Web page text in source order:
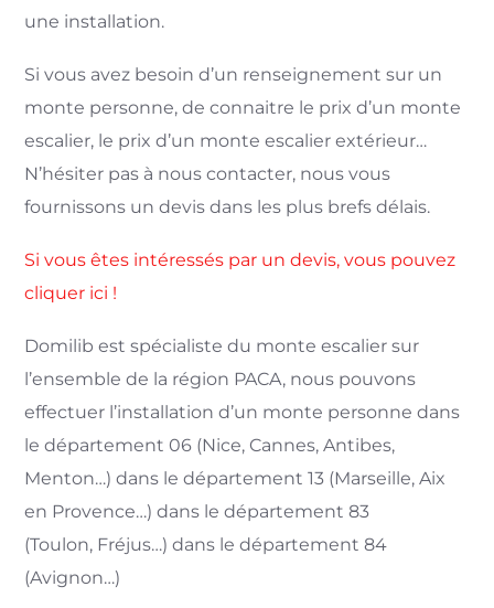
une installation.
Si vous avez besoin d’un renseignement sur un
monte personne, de connaitre le prix d’un monte
escalier, le prix d’un monte escalier extérieur…
N’hésiter pas à nous contacter, nous vous
fournissons un devis dans les plus brefs délais.
Si vous êtes intéressés par un devis, vous pouvez
cliquer ici !
Domilib est spécialiste du monte escalier sur
l’ensemble de la région PACA, nous pouvons
effectuer l’installation d’un monte personne dans
le département 06 (Nice, Cannes, Antibes,
Menton…) dans le département 13 (Marseille, Aix
en Provence…) dans le département 83
(Toulon, Fréjus…) dans le département 84
(Avignon…)